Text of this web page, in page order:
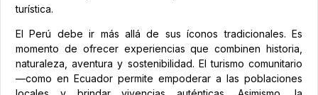
turística.
El Perú debe ir más allá de sus íconos tradicionales. Es
momento de ofrecer experiencias que combinen historia,
naturaleza, aventura y sostenibilidad. El turismo comunitario
—como en Ecuador permite empoderar a las poblaciones